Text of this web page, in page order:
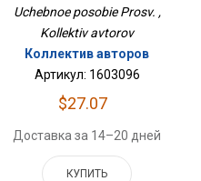
Uchebnoe posobie Prosv. ,
Kollektiv avtorov
Коллектив авторов
Артикул: 1603096
$27.07
Доставка за 14–20 дней
КУПИТЬ